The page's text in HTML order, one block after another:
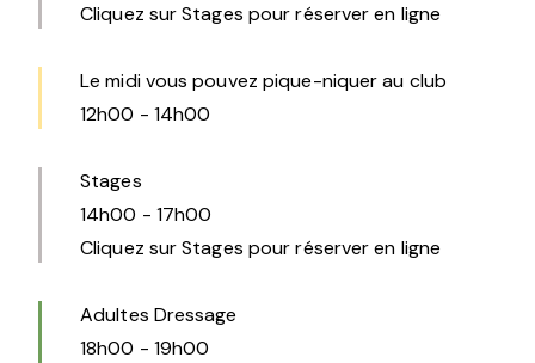
Cliquez sur Stages pour réserver en ligne
Le midi vous pouvez pique-niquer au club
12h00 - 14h00
Stages
14h00 - 17h00
Cliquez sur Stages pour réserver en ligne
Adultes Dressage
18h00 - 19h00